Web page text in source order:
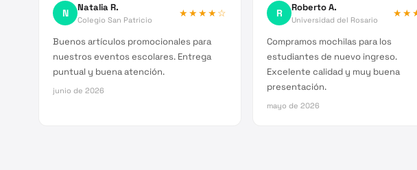
N Natalia R.
Colegio San Patricio
★★★★☆
Buenos artículos promocionales para
nuestros eventos escolares. Entrega
puntual y buena atención.
junio de 2026
R Roberto A.
Universidad del Rosario
Compramos mochilas para los
estudiantes de nuevo ingreso.
Excelente calidad y muy buena
presentación.
mayo de 2026